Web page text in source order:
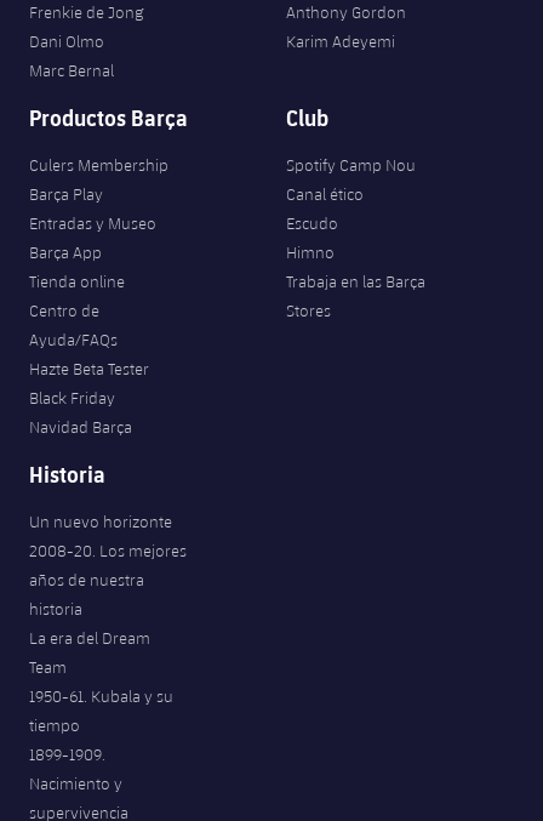
Frenkie de Jong
Dani Olmo
Marc Bernal
Anthony Gordon
Karim Adeyemi
Productos Barça
Culers Membership
Barça Play
Entradas y Museo
Barça App
Tienda online
Centro de
Ayuda/FAQs
Hazte Beta Tester
Black Friday
Navidad Barça
Club
Spotify Camp Nou
Canal ético
Escudo
Himno
Trabaja en las Barça
Stores
Historia
Un nuevo horizonte
2008-20. Los mejores
años de nuestra
historia
La era del Dream
Team
1950-61. Kubala y su
tiempo
1899-1909.
Nacimiento y
supervivencia